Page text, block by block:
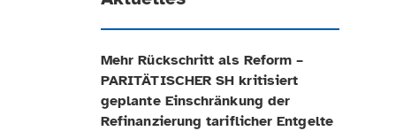
Mehr Rückschritt als Reform –
PARITÄTISCHER SH kritisiert
geplante Einschränkung der
Refinanzierung tariflicher Entgelte